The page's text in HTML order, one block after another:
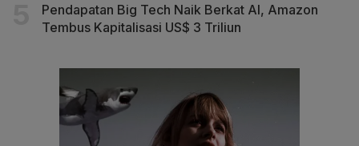
Pendapatan Big Tech Naik Berkat AI, Amazon
Tembus Kapitalisasi US$ 3 Triliun